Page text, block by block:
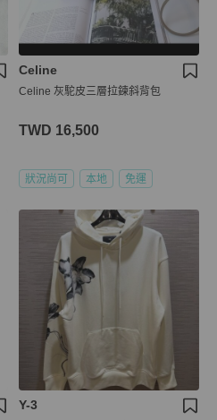
Celine
Celine 灰駝皮三層拉鍊斜背包
TWD 16,500
狀況尚可 本地 免運
Y-3